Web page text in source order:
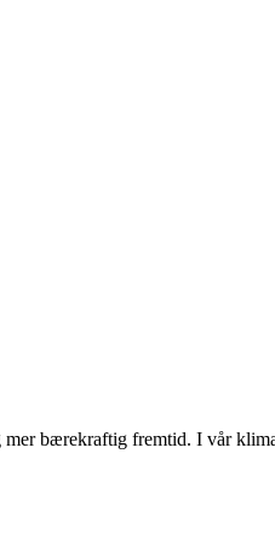
bærekraftig fremtid. I vår